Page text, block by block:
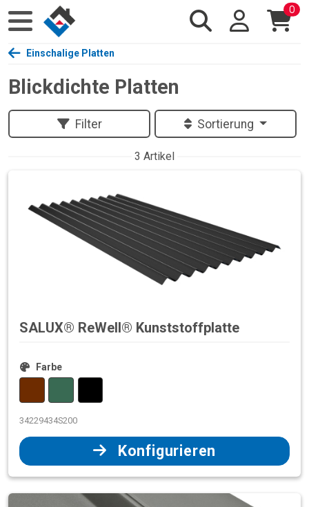
0
Einschalige Platten
Blickdichte Platten
Sortierung
Filter
3 Artikel
SALUX® ReWell® Kunststoffplatte
Farbe
34229434S200
Konfigurieren